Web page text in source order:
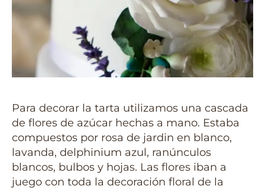
Para decorar la tarta utilizamos una cascada
de flores de azúcar hechas a mano. Estaba
compuestos por rosa de jardin en blanco,
lavanda, delphinium azul, ranúnculos
blancos, bulbos y hojas. Las flores iban a
juego con toda la decoración floral de la